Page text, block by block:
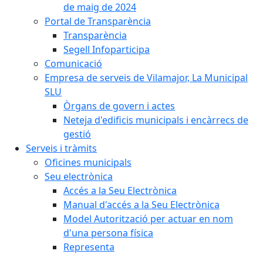
de maig de 2024
Portal de Transparència
Transparència
Segell Infoparticipa
Comunicació
Empresa de serveis de Vilamajor, La Municipal
SLU
Òrgans de govern i actes
Neteja d'edificis municipals i encàrrecs de
gestió
Serveis i tràmits
Oficines municipals
Seu electrònica
Accés a la Seu Electrònica
Manual d'accés a la Seu Electrònica
Model Autorització per actuar en nom
d'una persona física
Representa